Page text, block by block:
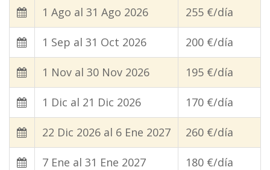
1 Ago al 31 Ago 2026 255 €/día
1 Sep al 31 Oct 2026 200 €/día
1 Nov al 30 Nov 2026 195 €/día
1 Dic al 21 Dic 2026 170 €/día
22 Dic 2026 al 6 Ene 2027 260 €/día
7 Ene al 31 Ene 2027 180 €/día